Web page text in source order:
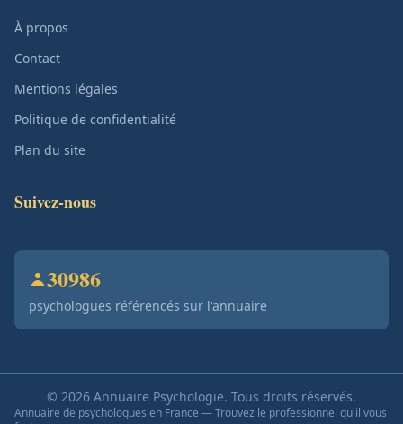
À propos
Contact
Mentions légales
Politique de confidentialité
Plan du site
Suivez-nous
30986
psychologues référencés sur l'annuaire
© 2026 Annuaire Psychologie. Tous droits réservés.
Annuaire de psychologues en France — Trouvez le professionnel qu'il vous